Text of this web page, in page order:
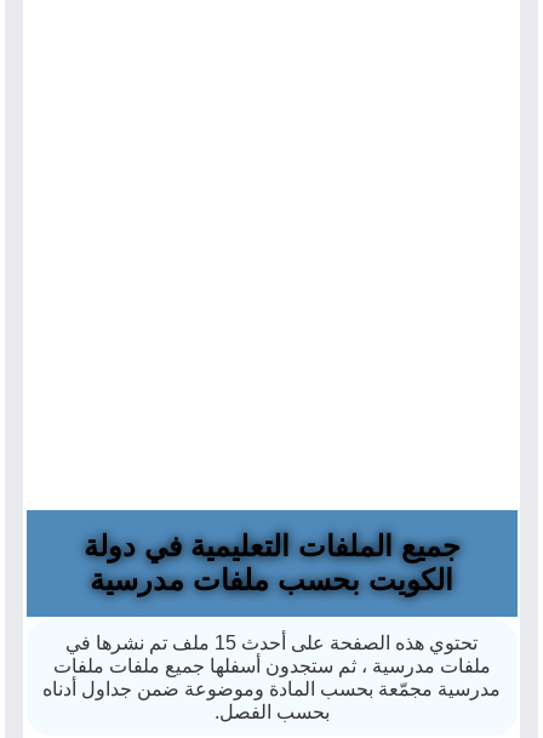
جميع الملفات التعليمية في دولة
الكويت بحسب ملفات مدرسية
تحتوي هذه الصفحة على أحدث 15 ملف تم نشرها في
ملفات مدرسية ، ثم ستجدون أسفلها جميع ملفات ملفات
مدرسية مجمّعة بحسب المادة وموضوعة ضمن جداول أدناه
بحسب الفصل.